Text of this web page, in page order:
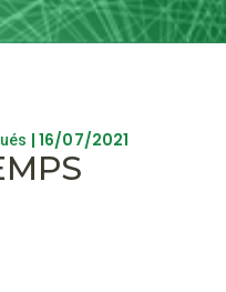
| 16/07/2021